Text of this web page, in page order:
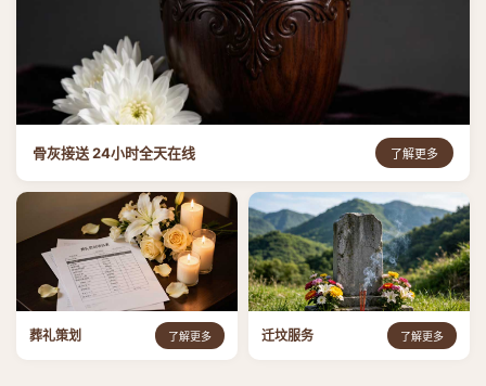
骨灰接送 24小时全天在线 了解更多
葬礼策划 了解更多 迁坟服务 了解更多